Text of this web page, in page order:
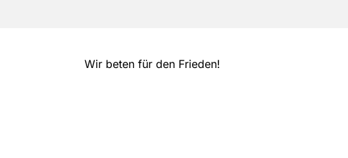
Wir beten für den Frieden!